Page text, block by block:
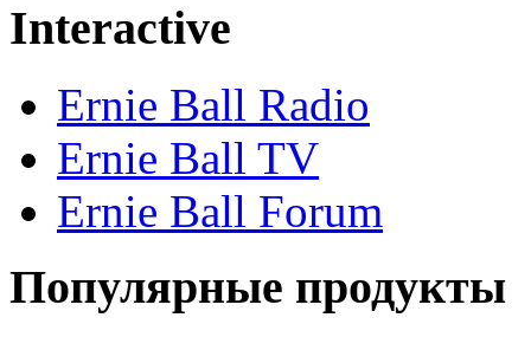
Interactive
Ernie Ball Radio
Ernie Ball TV
Ernie Ball Forum
Популярные продукты